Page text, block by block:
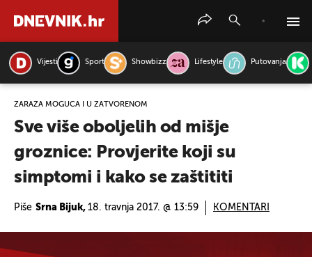
Vijesti Sport Showbizz Lifestyle Putovanja
ZARAZA MOGUĆA I U ZATVORENOM
Sve više oboljelih od mišje
groznice: Provjerite koji su
simptomi i kako se zaštititi
Piše Srna Bijuk, 18. travnja 2017. @ 13:59 KOMENTARI
PRETRAŽITE VIJESTI